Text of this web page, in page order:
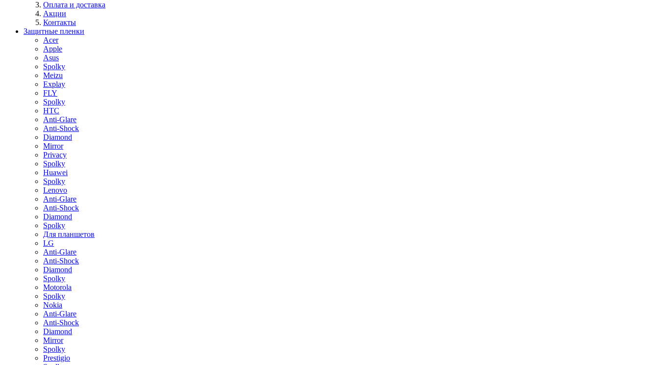
Оплата и доставка
Акции
Контакты
Защитные пленки
Acer
Apple
Asus
Spolky
Meizu
Explay
FLY
Spolky
HTC
Anti-Glare
Anti-Shock
Diamond
Mirror
Privacy
Spolky
Huawei
Spolky
Lenovo
Anti-Glare
Anti-Shock
Diamond
Spolky
Для планшетов
LG
Anti-Glare
Anti-Shock
Diamond
Spolky
Motorola
Spolky
Nokia
Anti-Glare
Anti-Shock
Diamond
Mirror
Spolky
Prestigio